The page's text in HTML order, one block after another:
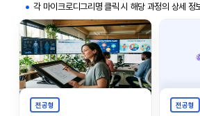
각 마이크로디그리명 클릭 시 해당 과정의 상세 정
전공형 전공형